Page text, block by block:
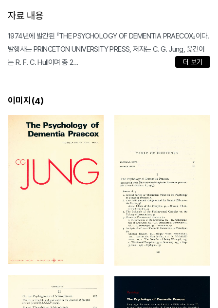
자료 내용
1974년에 발간된 『THE PSYCHOLOGY OF DEMENTIA PRAECOX』이다.
발행사는 PRINCETON UNIVERSITY PRESS, 저자는 C. G. Jung, 옮긴이
는 R. F. C. Hull이며 총 2...
더 보기
이미지(4)